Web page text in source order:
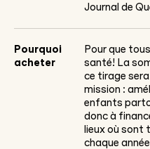
Journal de
Pourquoi
acheter
Pour que
santé! La
ce tirage
mission :
enfants
donc à
lieux où sont
chaque